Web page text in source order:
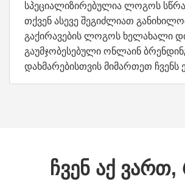
სპეციალიზირებულია ლოგოს
თქვენ ასევე შეგიძლიათ
გაქირავების ლოგოს ხელახალი
გაუმჯობესებული ონლაინ
დახმარებისთვის მიმართეთ ჩვენს
ჩვენ აქ